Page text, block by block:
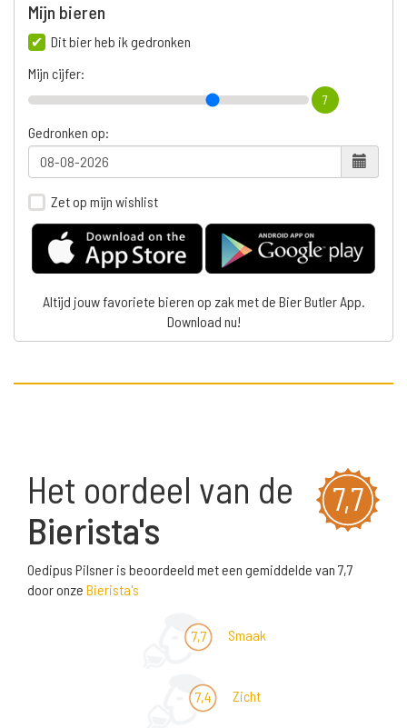
Mijn bieren
Dit bier heb ik gedronken
Mijn cijfer:
7
Gedronken op:
Zet op mijn wishlist
Altijd jouw favoriete bieren op zak met de Bier Butler App.
Download nu!
7,7
Het oordeel van de
Bierista's
Oedipus Pilsner is beoordeeld met een gemiddelde van 7,7
door onze Bierista's
7,7 Smaak
7,4 Zicht